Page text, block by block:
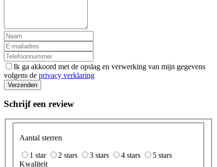
Ik ga akkoord met de opslag en verwerking van mijn gegevens
volgens de privacy verklaring
Verzenden
Schrijf een review
Aantal sterren
1 star 2 stars 3 stars 4 stars
5 stars
Kwaliteit